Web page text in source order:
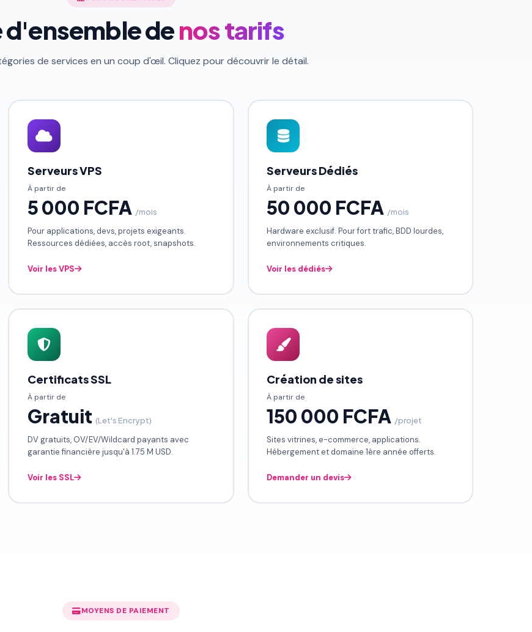
d'ensemble denos tarifs
de services en un coup d'œil. Cliquez pour découvrir le détail.
Serveurs VPS
À partir de
5 000 FCFA /mois
Pour applications, devs, projets exigeants.
Ressources dédiées, accès root, snapshots.
Voir les VPS
Serveurs Dédiés
À partir de
50 000 FCFA /mois
Hardware exclusif. Pour fort trafic, BDD lourdes,
environnements critiques.
Voir les dédiés
Certificats SSL
À partir de
Gratuit (Let's Encrypt)
DV gratuits, OV/EV/Wildcard payants avec
garantie financière jusqu'à 1.75 M USD.
Voir les SSL
Création de sites
À partir de
150 000 FCFA /projet
Sites vitrines, e-commerce, applications.
Hébergement et domaine 1ère année offerts.
Demander un devis
MOYENS DE PAIEMENT